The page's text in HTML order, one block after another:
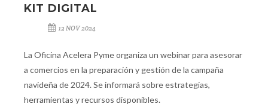
KIT DIGITAL
12 NOV 2024
La Oficina Acelera Pyme organiza un webinar para asesorar
a comercios en la preparación y gestión de la campaña
navideña de 2024. Se informará sobre estrategias,
herramientas y recursos disponibles.